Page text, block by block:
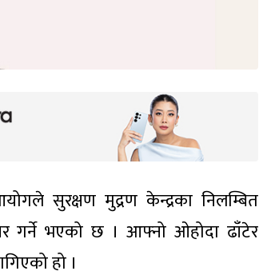
सुरक्षण मुद्रण केन्द्रका निलम्बित
गर्ने भएको छ । आफ्नो ओहोदा ढाँटेर
हो ।